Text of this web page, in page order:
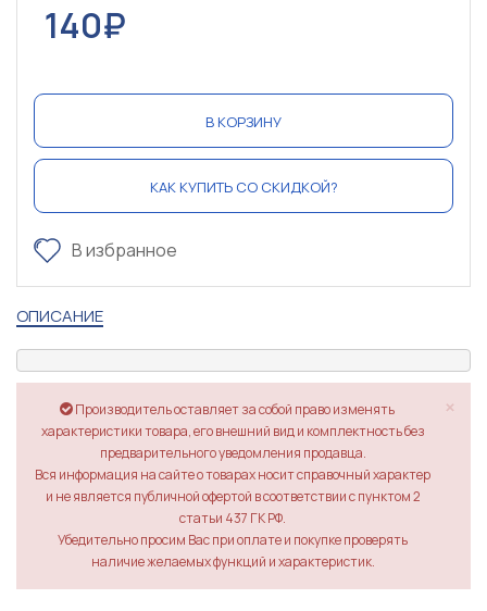
140₽
В КОРЗИНУ
КАК КУПИТЬ СО СКИДКОЙ?
В избранное
ОПИСАНИЕ
×
Производитель оставляет за собой право изменять
характеристики товара, его внешний вид и комплектность без
предварительного уведомления продавца.
Вся информация на сайте о товарах носит справочный характер
и не является публичной офертой в соответствии с пунктом 2
статьи 437 ГК РФ.
Убедительно просим Вас при оплате и покупке проверять
наличие желаемых функций и характеристик.